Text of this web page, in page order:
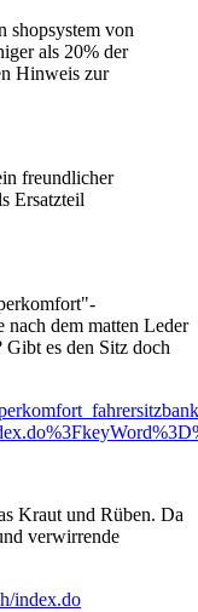
shopsystem von
als 20% der
Hinweis zur
freundlicher
Ersatzteil
nach dem matten Leder
Gibt es den Sitz doch
Kraut und Rüben. Da
verwirrende
index.do